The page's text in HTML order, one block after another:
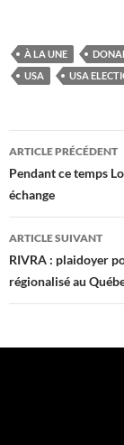
À LA UNE
USA
USA
Navigation
des
articles
ARTICLE PRÉCÉDENT
Pendant ce temps
échange
ARTICLE SUIVANT
RIVRA : plaidoyer
régionalisé au